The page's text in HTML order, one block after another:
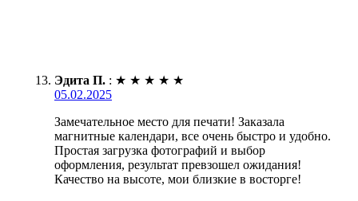
Эдита П. : ★ ★ ★ ★ ★
05.02.2025
Замечательное место для печати! Заказала
магнитные календари, все очень быстро и удобно.
Простая загрузка фотографий и выбор
оформления, результат превзошел ожидания!
Качество на высоте, мои близкие в восторге!